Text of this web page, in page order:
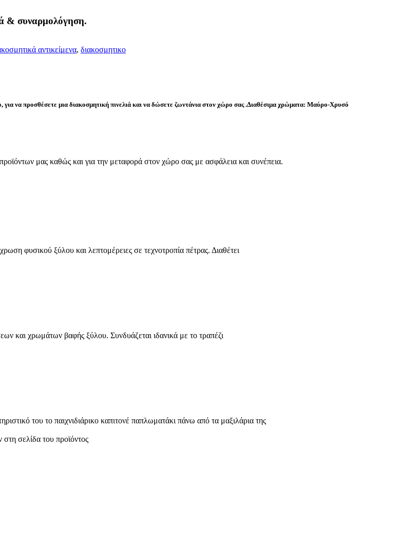
& συναρμολόγηση.
αντικείμενα, διακοσμητικο
να προσθέσετε μια διακοσμητική πινελιά και να δώσετε ζωντάνια στον χώρο σας .Διαθέσιμα χρώματα: Μαύρο-Χρυσό
μας καθώς και για την μεταφορά στον χώρο σας με ασφάλεια και συνέπεια.
φυσικού ξύλου και λεπτομέρειες σε τεχνοτροπία πέτρας. Διαθέτει
χρωμάτων βαφής ξύλου. Συνδυάζεται ιδανικά με το τραπέζι
του το παιχνιδιάρικο καπιτονέ παπλωματάκι πάνω από τα μαξιλάρια της
σελίδα του προϊόντος